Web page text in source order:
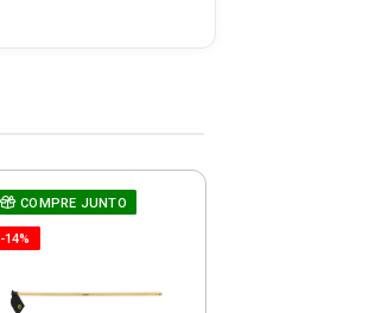
COMPRE JUNTO
-14%